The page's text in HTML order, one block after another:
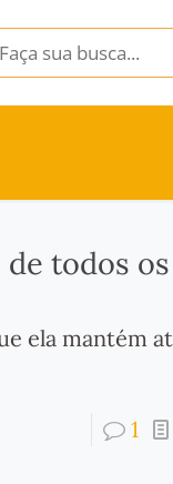
todos
ela mantém
1